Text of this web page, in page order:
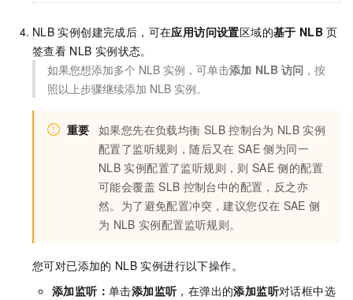
NLB 实例创建完成后，可在应用访问设置区域的基于 NLB 页
签查看 NLB 实例状态。
如果您想添加多个 NLB 实例，可单击添加 NLB 访问，按
照以上步骤继续添加 NLB 实例。
重要 如果您先在负载均衡 SLB 控制台为 NLB 实例
配置了监听规则，随后又在 SAE 侧为同一
NLB 实例配置了监听规则，则 SAE 侧的配置
可能会覆盖 SLB 控制台中的配置，反之亦
然。为了避免配置冲突，建议您仅在 SAE 侧
为 NLB 实例配置监听规则。
您可对已添加的 NLB 实例进行以下操作。
添加监听： 单击添加监听 ，在弹出的添加监听对话框中选